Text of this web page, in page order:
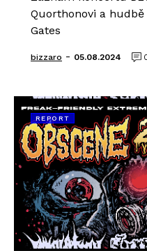
Quorthonovi a hudbě
Gates
bizzaro - 05.08.2024
REPORT